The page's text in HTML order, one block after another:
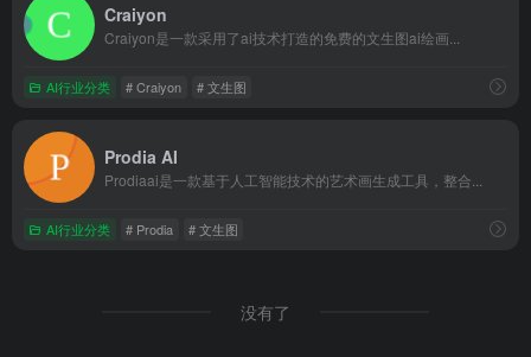
Craiyon
Craiyon是一款采用了ai技术打造的免费的文生图ai绘画...
AI行业分类 # Craiyon # 文生图
Prodia AI
Prodiaai是一款基于人工智能技术的艺术画生成工具，整合...
AI行业分类 # Prodia # 文生图
没有了